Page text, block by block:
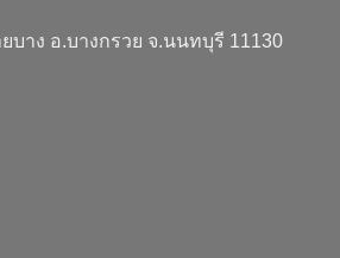
บาง อ.บางกรวย จ.นนทบุรี 11130